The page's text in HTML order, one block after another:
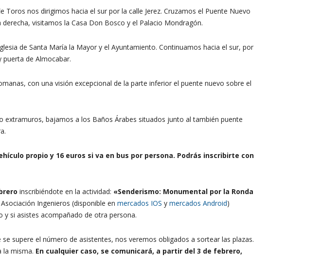
Toros nos dirigimos hacia el sur por la calle Jerez. Cruzamos el Puente Nuevo
visitamos la Casa Don Bosco y el Palacio Mondragón.
de Santa María la Mayor y el Ayuntamiento. Continuamos hacia el sur, por
puerta de Almocabar.
con una visión excepcional de la parte inferior el puente nuevo sobre el
bajamos a los Baños Árabes situados junto al también puente
propio y 16 euros si va en bus por persona. Podrás inscribirte con
inscribiéndote en la actividad: «Senderismo: Monumental por la Ronda
Ingenieros (disponible en mercados IOS y mercados Android)
si asistes acompañado de otra persona.
se supere el número de asistentes, nos veremos obligados a sortear las plazas.
la misma. En cualquier caso, se comunicará, a partir del 3 de febrero,